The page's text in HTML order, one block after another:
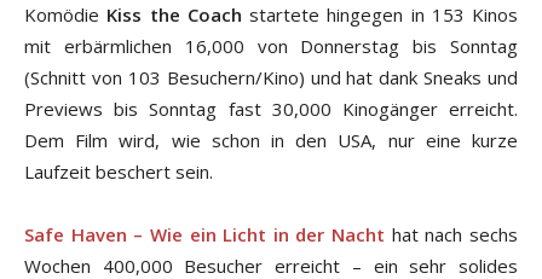
Komödie Kiss the Coach startete hingegen in 153 Kinos
mit erbärmlichen 16,000 von Donnerstag bis Sonntag
(Schnitt von 103 Besuchern/Kino) und hat dank Sneaks und
Previews bis Sonntag fast 30,000 Kinogänger erreicht.
Dem Film wird, wie schon in den USA, nur eine kurze
Laufzeit beschert sein.
Safe Haven – Wie ein Licht in der Nacht hat nach sechs
Wochen 400,000 Besucher erreicht – ein sehr solides